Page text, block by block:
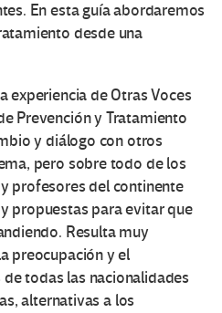
En esta guía abordaremos
desde una
experiencia de Otras Voces
Prevención y Tratamiento
y diálogo con otros
pero sobre todo de los
profesores del continente
propuestas para evitar que
Resulta muy
preocupación y el
todas las nacionalidades
alternativas a los